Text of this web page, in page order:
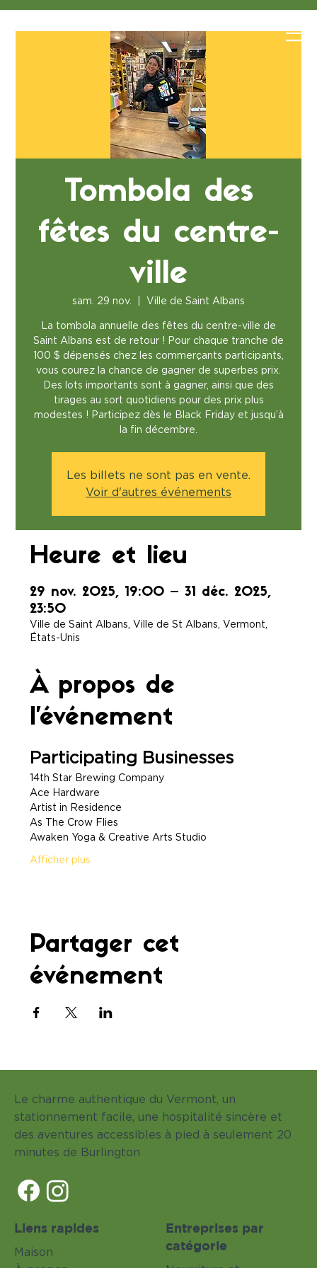
Tombola des
fêtes du centre-
ville
sam. 29 nov. Ville de Saint Albans
La tombola annuelle des fêtes du centre-ville de
Saint Albans est de retour ! Pour chaque tranche de
100 $ dépensés chez les commerçants participants,
vous courez la chance de gagner de superbes prix.
Des lots importants sont à gagner, ainsi que des
tirages au sort quotidiens pour des prix plus
modestes ! Participez dès le Black Friday et jusqu’à
la fin décembre.
Les billets ne sont pas en vente.
Voir d'autres événements
Heure et lieu
29 nov. 2025, 19:00 – 31 déc. 2025,
23:50
Ville de Saint Albans, Ville de St Albans, Vermont,
États-Unis
À propos de
l'événement
Participating Businesses
14th Star Brewing Company
Ace Hardware
Artist in Residence
As The Crow Flies
Awaken Yoga & Creative Arts Studio
Afficher plus
Partager cet
événement
Liens rapides
Maison
Entreprises par
catégorie
Le charme authentique du Vermont, un
stationnement facile, une hospitalité sincère et
des aventures accessibles à pied à seulement 20
minutes de Burlington